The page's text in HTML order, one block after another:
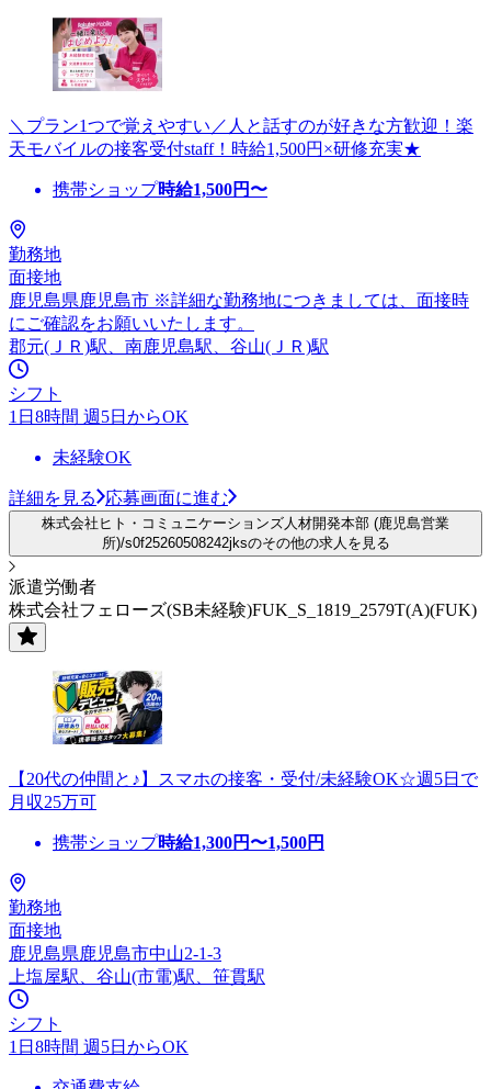
＼プラン1つで覚えやすい／人と話すのが好きな方歓迎！楽
天モバイルの接客受付staff！時給1,500円×研修充実★
携帯ショップ時給1,500円〜
勤務地
面接地
鹿児島県鹿児島市 ※詳細な勤務地につきましては、面接時
にご確認をお願いいたします。
郡元(ＪＲ)駅、南鹿児島駅、谷山(ＪＲ)駅
シフト
1日8時間 週5日からOK
未経験OK
詳細を見る 応募画面に進む
株式会社ヒト・コミュニケーションズ人材開発本部 (鹿児島営業
所)/s0f25260508242jksのその他の求人を見る
派遣労働者
株式会社フェローズ(SB未経験)FUK_S_1819_2579T(A)(FUK)
【20代の仲間と♪】スマホの接客・受付/未経験OK☆週5日で
月収25万可
携帯ショップ時給1,300円〜1,500円
勤務地
面接地
鹿児島県鹿児島市中山2-1-3
上塩屋駅、谷山(市電)駅、笹貫駅
シフト
1日8時間 週5日からOK